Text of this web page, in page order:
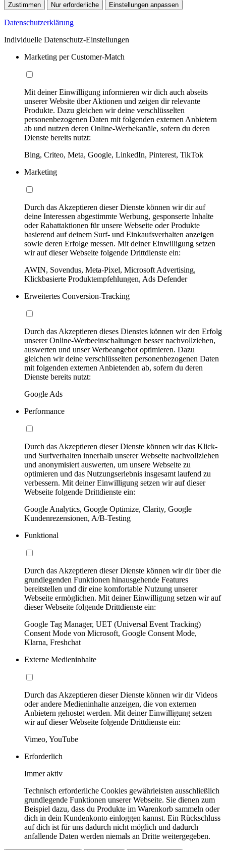
Zustimmen Nur erforderliche Einstellungen anpassen
Datenschutzerklärung
Individuelle Datenschutz-Einstellungen
Marketing per Customer-Match
Mit deiner Einwilligung informieren wir dich auch abseits
unserer Website über Aktionen und zeigen dir relevante
Produkte. Dazu gleichen wir deine verschlüsselten
personenbezogenen Daten mit folgenden externen Anbietern
ab und nutzen deren Online-Werbekanäle, sofern du deren
Dienste bereits nutzt:
Bing, Criteo, Meta, Google, LinkedIn, Pinterest, TikTok
Marketing
Durch das Akzeptieren dieser Dienste können wir dir auf
deine Interessen abgestimmte Werbung, gesponserte Inhalte
oder Rabattaktionen für unsere Webseite oder Produkte
basierend auf deinem Surf- und Einkaufsverhalten anzeigen
sowie deren Erfolge messen. Mit deiner Einwilligung setzen
wir auf dieser Webseite folgende Drittdienste ein:
AWIN, Sovendus, Meta-Pixel, Microsoft Advertising,
Klickbasierte Produktempfehlungen, Ads Defender
Erweitertes Conversion-Tracking
Durch das Akzeptieren dieses Dienstes können wir den Erfolg
unserer Online-Werbeeinschaltungen besser nachvollziehen,
auswerten und unser Werbeangebot optimieren. Dazu
gleichen wir deine verschlüsselten personenbezogenen Daten
mit folgenden externen Anbietenden ab, sofern du deren
Dienste bereits nutzt:
Google Ads
Performance
Durch das Akzeptieren dieser Dienste können wir das Klick-
und Surfverhalten innerhalb unserer Webseite nachvollziehen
und anonymisiert auswerten, um unsere Webseite zu
optimieren und das Nutzungserlebnis insgesamt laufend zu
verbessern. Mit deiner Einwilligung setzen wir auf dieser
Webseite folgende Drittdienste ein:
Google Analytics, Google Optimize, Clarity, Google
Kundenrezensionen, A/B-Testing
Funktional
Durch das Akzeptieren dieser Dienste können wir dir über die
grundlegenden Funktionen hinausgehende Features
bereitstellen und dir eine komfortable Nutzung unserer
Webseite ermöglichen. Mit deiner Einwilligung setzen wir auf
dieser Webseite folgende Drittdienste ein:
Google Tag Manager, UET (Universal Event Tracking)
Consent Mode von Microsoft, Google Consent Mode,
Klarna, Freshchat
Externe Medieninhalte
Durch das Akzeptieren dieser Dienste können wir dir Videos
oder andere Medieninhalte anzeigen, die von externen
Anbietern gehostet werden. Mit deiner Einwilligung setzen
wir auf dieser Webseite folgende Drittdienste ein:
Vimeo, YouTube
Erforderlich
Immer aktiv
Technisch erforderliche Cookies gewährleisten ausschließlich
grundlegende Funktionen unserer Webseite. Sie dienen zum
Beispiel dazu, dass du Produkte im Warenkorb sammeln oder
dich in dein Kundenkonto einloggen kannst. Ein Rückschluss
auf dich ist für uns dadurch nicht möglich und dadurch
anfallende Daten werden niemals an Dritte weitergegeben.